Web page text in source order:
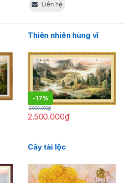
Liên hệ
Thiên nhiên hùng vĩ
-17%
2.500.000₫
3.000.000₫
Cây tài lộc